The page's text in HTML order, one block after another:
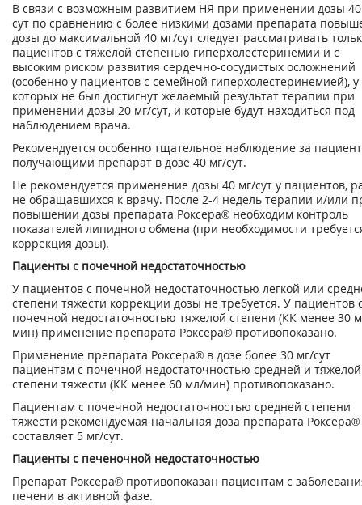
В связи с возможным развитием НЯ при применении дозы
сут по сравнению с более низкими дозами препарата
дозы до максимальной 40 мг/сут следует рассматривать
пациентов с тяжелой степенью гиперхолестеринемии и с
высоким риском развития сердечно-сосудистых осложнений
(особенно у пациентов с семейной гиперхолестеринемией), у
которых не был достигнут желаемый результат терапии при
применении дозы 20 мг/сут, и которые будут находиться под
наблюдением врача.
Рекомендуется особенно тщательное наблюдение за
получающими препарат в дозе 40 мг/сут.
Не рекомендуется применение дозы 40 мг/сут у пациентов,
не обращавшихся к врачу. После 2-4 недель терапии и/или
повышении дозы препарата Роксера® необходим контроль
показателей липидного обмена (при необходимости
коррекция дозы).
Пациенты с почечной недостаточностью
У пациентов с почечной недостаточностью легкой или
степени тяжести коррекции дозы не требуется. У пациентов
почечной недостаточностью тяжелой степени (КК менее 30
мин) применение препарата Роксера® противопоказано.
Применение препарата Роксера® в дозе более 30 мг/сут
пациентам с почечной недостаточностью средней и тяжелой
степени тяжести (КК менее 60 мл/мин) противопоказано.
Пациентам с почечной недостаточностью средней степени
тяжести рекомендуемая начальная доза препарата Роксера®
составляет 5 мг/сут.
Пациенты с печеночной недостаточностью
Препарат Роксера® противопоказан пациентам с
печени в активной фазе.